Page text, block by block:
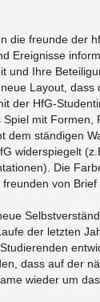
die freun­de der
Er­eig­nis­se
und Ihre
Lay­out, dass
der HfG-
mit For­men,
dem stän­di­gen
wi­der­spie­gelt
Die
von Brief
der letz­ten
dass auf der
wie­der um